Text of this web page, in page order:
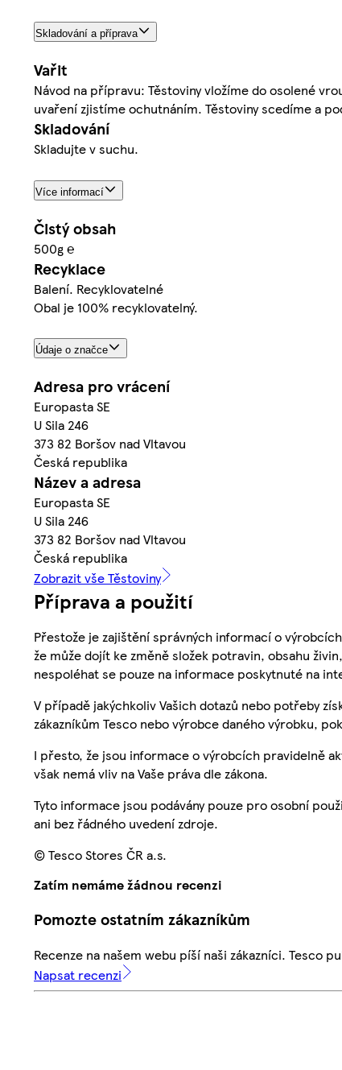
Skladování a příprava
Vařit
Návod na přípravu: Těstoviny vložíme do osolené
uvaření zjistíme ochutnáním. Těstoviny scedíme a
Skladování
Skladujte v suchu.
Více informací
Čistý obsah
500g ℮
Recyklace
Balení. Recyklovatelné
Obal je 100% recyklovatelný.
Údaje o značce
Adresa pro vrácení
Europasta SE
U Sila 246
373 82 Boršov nad Vltavou
Česká republika
Název a adresa
Europasta SE
U Sila 246
373 82 Boršov nad Vltavou
Česká republika
Zobrazit vše Těstoviny
Příprava a použití
Přestože je zajištění správných informací o
že může dojít ke změně složek potravin, obsahu
nespoléhat se pouze na informace poskytnuté na
V případě jakýchkoliv Vašich dotazů nebo potřeby
zákazníkům Tesco nebo výrobce daného výrobku,
I přesto, že jsou informace o výrobcích pravidelně
však nemá vliv na Vaše práva dle zákona.
Tyto informace jsou podávány pouze pro osobní
ani bez řádného uvedení zdroje.
© Tesco Stores ČR a.s.
Zatím nemáme žádnou recenzi
Pomozte ostatním zákazníkům
Recenze na našem webu píší naši zákazníci. Tesco
Napsat recenzi